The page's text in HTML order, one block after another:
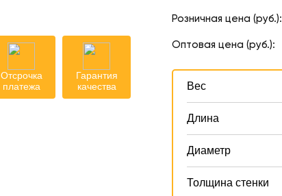
Отсрочка
платежа
Гарантия
качества
Розничная цена (руб.):
Оптовая цена (руб.):
Вес
Длина
Диаметр
Толщина стенки